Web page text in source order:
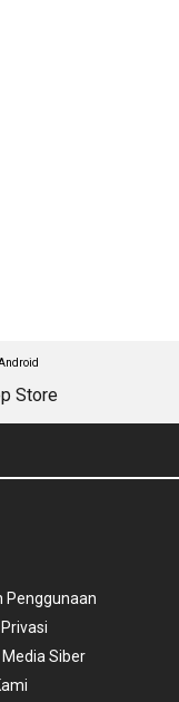
Penggunaan
Siber